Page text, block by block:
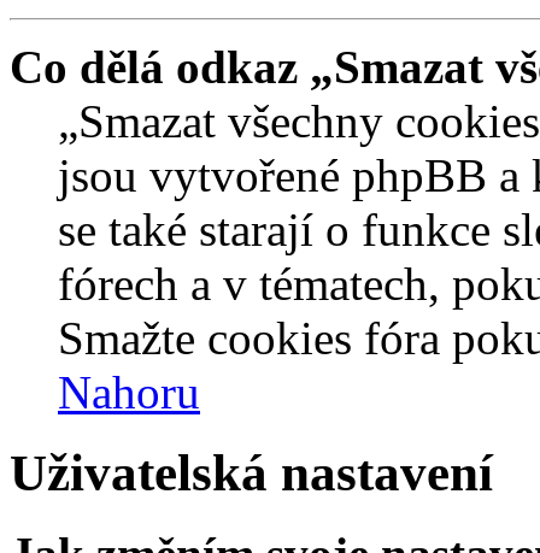
Co dělá odkaz „Smazat
„Smazat všechny
jsou vytvořené phpBB a
se také starají o funkce
fórech a v tématech,
Smažte cookies fóra
Nahoru
Uživatelská nastavení